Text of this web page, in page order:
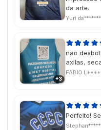
da arte.
Yuri
+3
nao
axilas,
FABIO
Perfeito!